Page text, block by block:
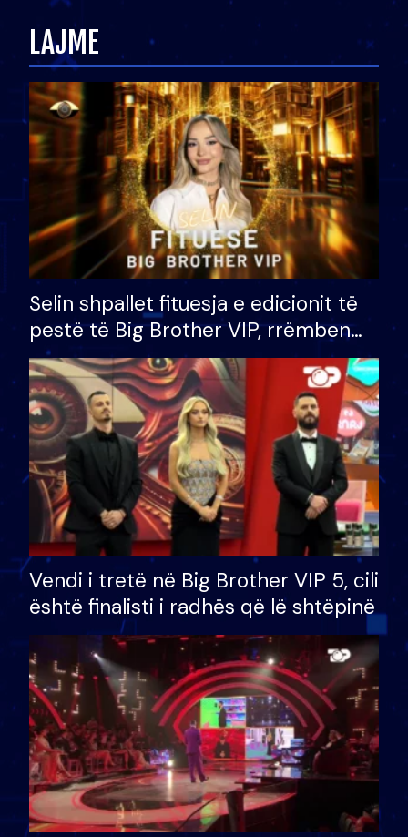
LAJME
Selin shpallet fituesja e edicionit të
pestë të Big Brother VIP, rrëmben
çmimin e madh prej 100 mijë eurosh
Vendi i tretë në Big Brother VIP 5, cili
është finalisti i radhës që lë shtëpinë